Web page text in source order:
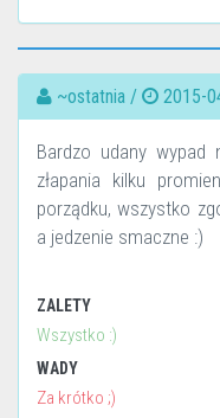
~ostatnia / 2015-
Bardzo udany wypad
złapania kilku
porządku, wszystko
a jedzenie smaczne :)
ZALETY
Wszystko :)
WADY
Za krótko ;)